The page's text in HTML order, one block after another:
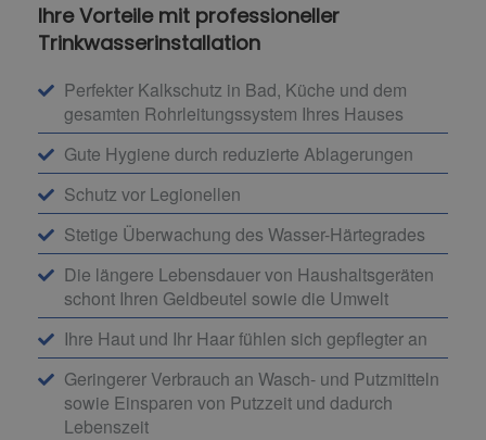
Ihre Vorteile mit professioneller
Trinkwasserinstallation
Perfekter Kalkschutz in Bad, Küche und dem
gesamten Rohrleitungssystem Ihres Hauses
Gute Hygiene durch reduzierte Ablagerungen
Schutz vor Legionellen
Stetige Überwachung des Wasser-Härtegrades
Die längere Lebensdauer von Haushaltsgeräten
schont Ihren Geldbeutel sowie die Umwelt
Ihre Haut und Ihr Haar fühlen sich gepflegter an
Geringerer Verbrauch an Wasch- und Putzmitteln
sowie Einsparen von Putzzeit und dadurch
Lebenszeit